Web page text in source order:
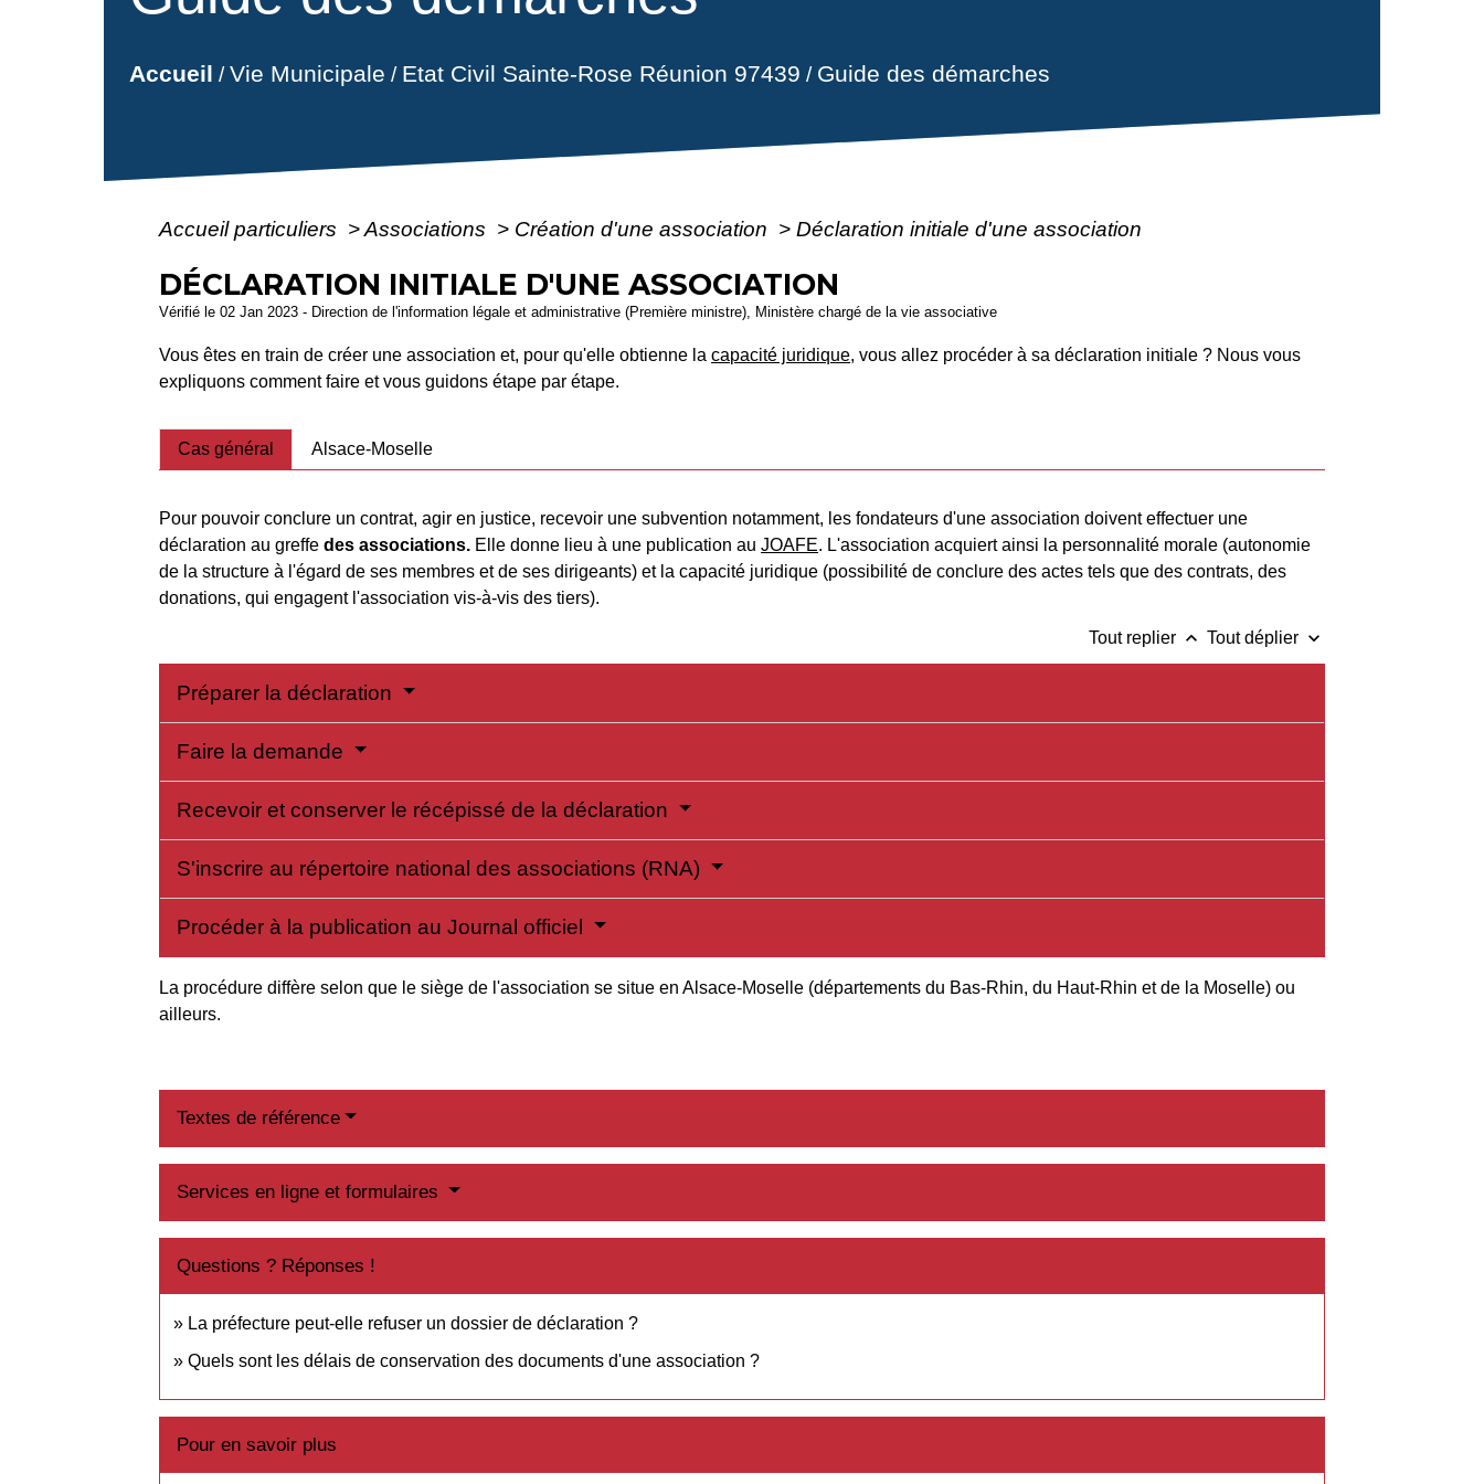
Accueil /Vie Municipale / Etat Civil Sainte-Rose Réunion 97439 / Guide des démarches
Accueil particuliers >Associations > Création d'une association > Déclaration initiale d'une association
DÉCLARATION INITIALE D'UNE ASSOCIATION
Vérifié le 02 Jan 2023 - Direction de l'information légale et administrative (Première ministre), Ministère chargé de la vie associative
Vous êtes en train de créer une association et, pour qu'elle obtienne lacapacité juridique, vous allez procéder à sa déclaration initiale ? Nous vous
expliquons comment faire et vous guidons étape par étape.
Cas général Alsace-Moselle
Pour pouvoir conclure un contrat, agir en justice, recevoir une subvention notamment, les fondateurs d'une association doivent effectuer une
déclaration au greffedes associations. Elle donne lieu à une publication auJOAFE. L'association acquiert ainsi la personnalité morale (autonomie
de la structure à l'égard de ses membres et de ses dirigeants) et la capacité juridique (possibilité de conclure des actes tels que des contrats, des
donations, qui engagent l'association vis-à-vis des tiers).
Tout replier keyboard_arrow_up Tout déplier keyboard_arrow_down
Préparer la déclaration
Faire la demande
Recevoir et conserver le récépissé de la déclaration
S'inscrire au répertoire national des associations (RNA)
Procéder à la publication au Journal officiel
La procédure diffère selon que le siège de l'association se situe en Alsace-Moselle (départements du Bas-Rhin, du Haut-Rhin et de la Moselle) ou
ailleurs.
Textes de référence
Services en ligne et formulaires
Questions ? Réponses !
La préfecture peut-elle refuser un dossier de déclaration ?
Quels sont les délais de conservation des documents d'une association ?
Pour en savoir plus